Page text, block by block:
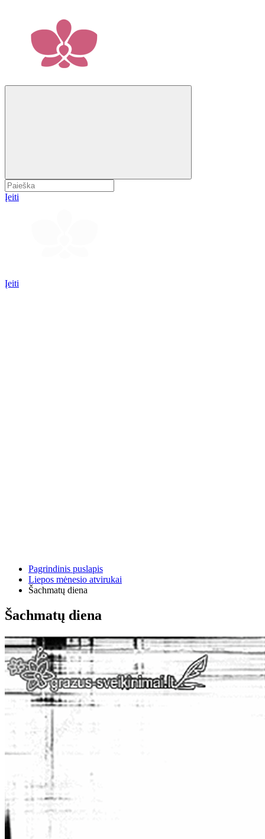
Įeiti
Įeiti
Pagrindinis puslapis
Liepos mėnesio atvirukai
Šachmatų diena
Šachmatų diena